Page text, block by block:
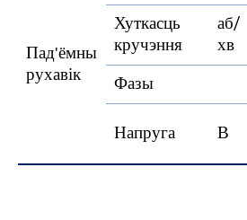
Пад'ёмны
рухавік
Хуткасць
кручэння
аб/
хв
Фазы
Напруга
В